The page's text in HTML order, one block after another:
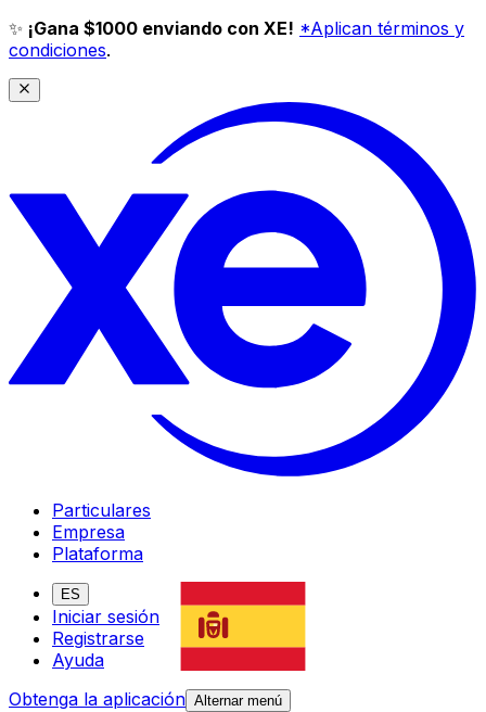
✨ ¡Gana $1000 enviando con XE! *Aplican términos y
condiciones.
Particulares
Empresa
Plataforma
ES
Iniciar sesión
Registrarse
Ayuda
Obtenga la aplicación Alternar menú